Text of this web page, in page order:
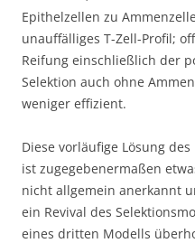
Epithelzellen zu
unauffälliges T-Zell-Profil;
Reifung einschließlich der
Selektion auch ohne
weniger effizient.
Diese vorläufige Lösung
ist zugegebenermaßen
nicht allgemein anerkannt
ein Revival des
eines dritten Modells